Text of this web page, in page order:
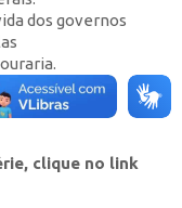
dos governos
clique no link